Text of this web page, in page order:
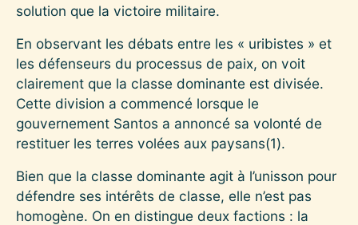
solution que la victoire militaire.
En observant les débats entre les « uribistes » et
les défenseurs du processus de paix, on voit
clairement que la classe dominante est divisée.
Cette division a commencé lorsque le
gouvernement Santos a annoncé sa volonté de
restituer les terres volées aux paysans(1).
Bien que la classe dominante agit à l’unisson pour
défendre ses intérêts de classe, elle n’est pas
homogène. On en distingue deux factions : la